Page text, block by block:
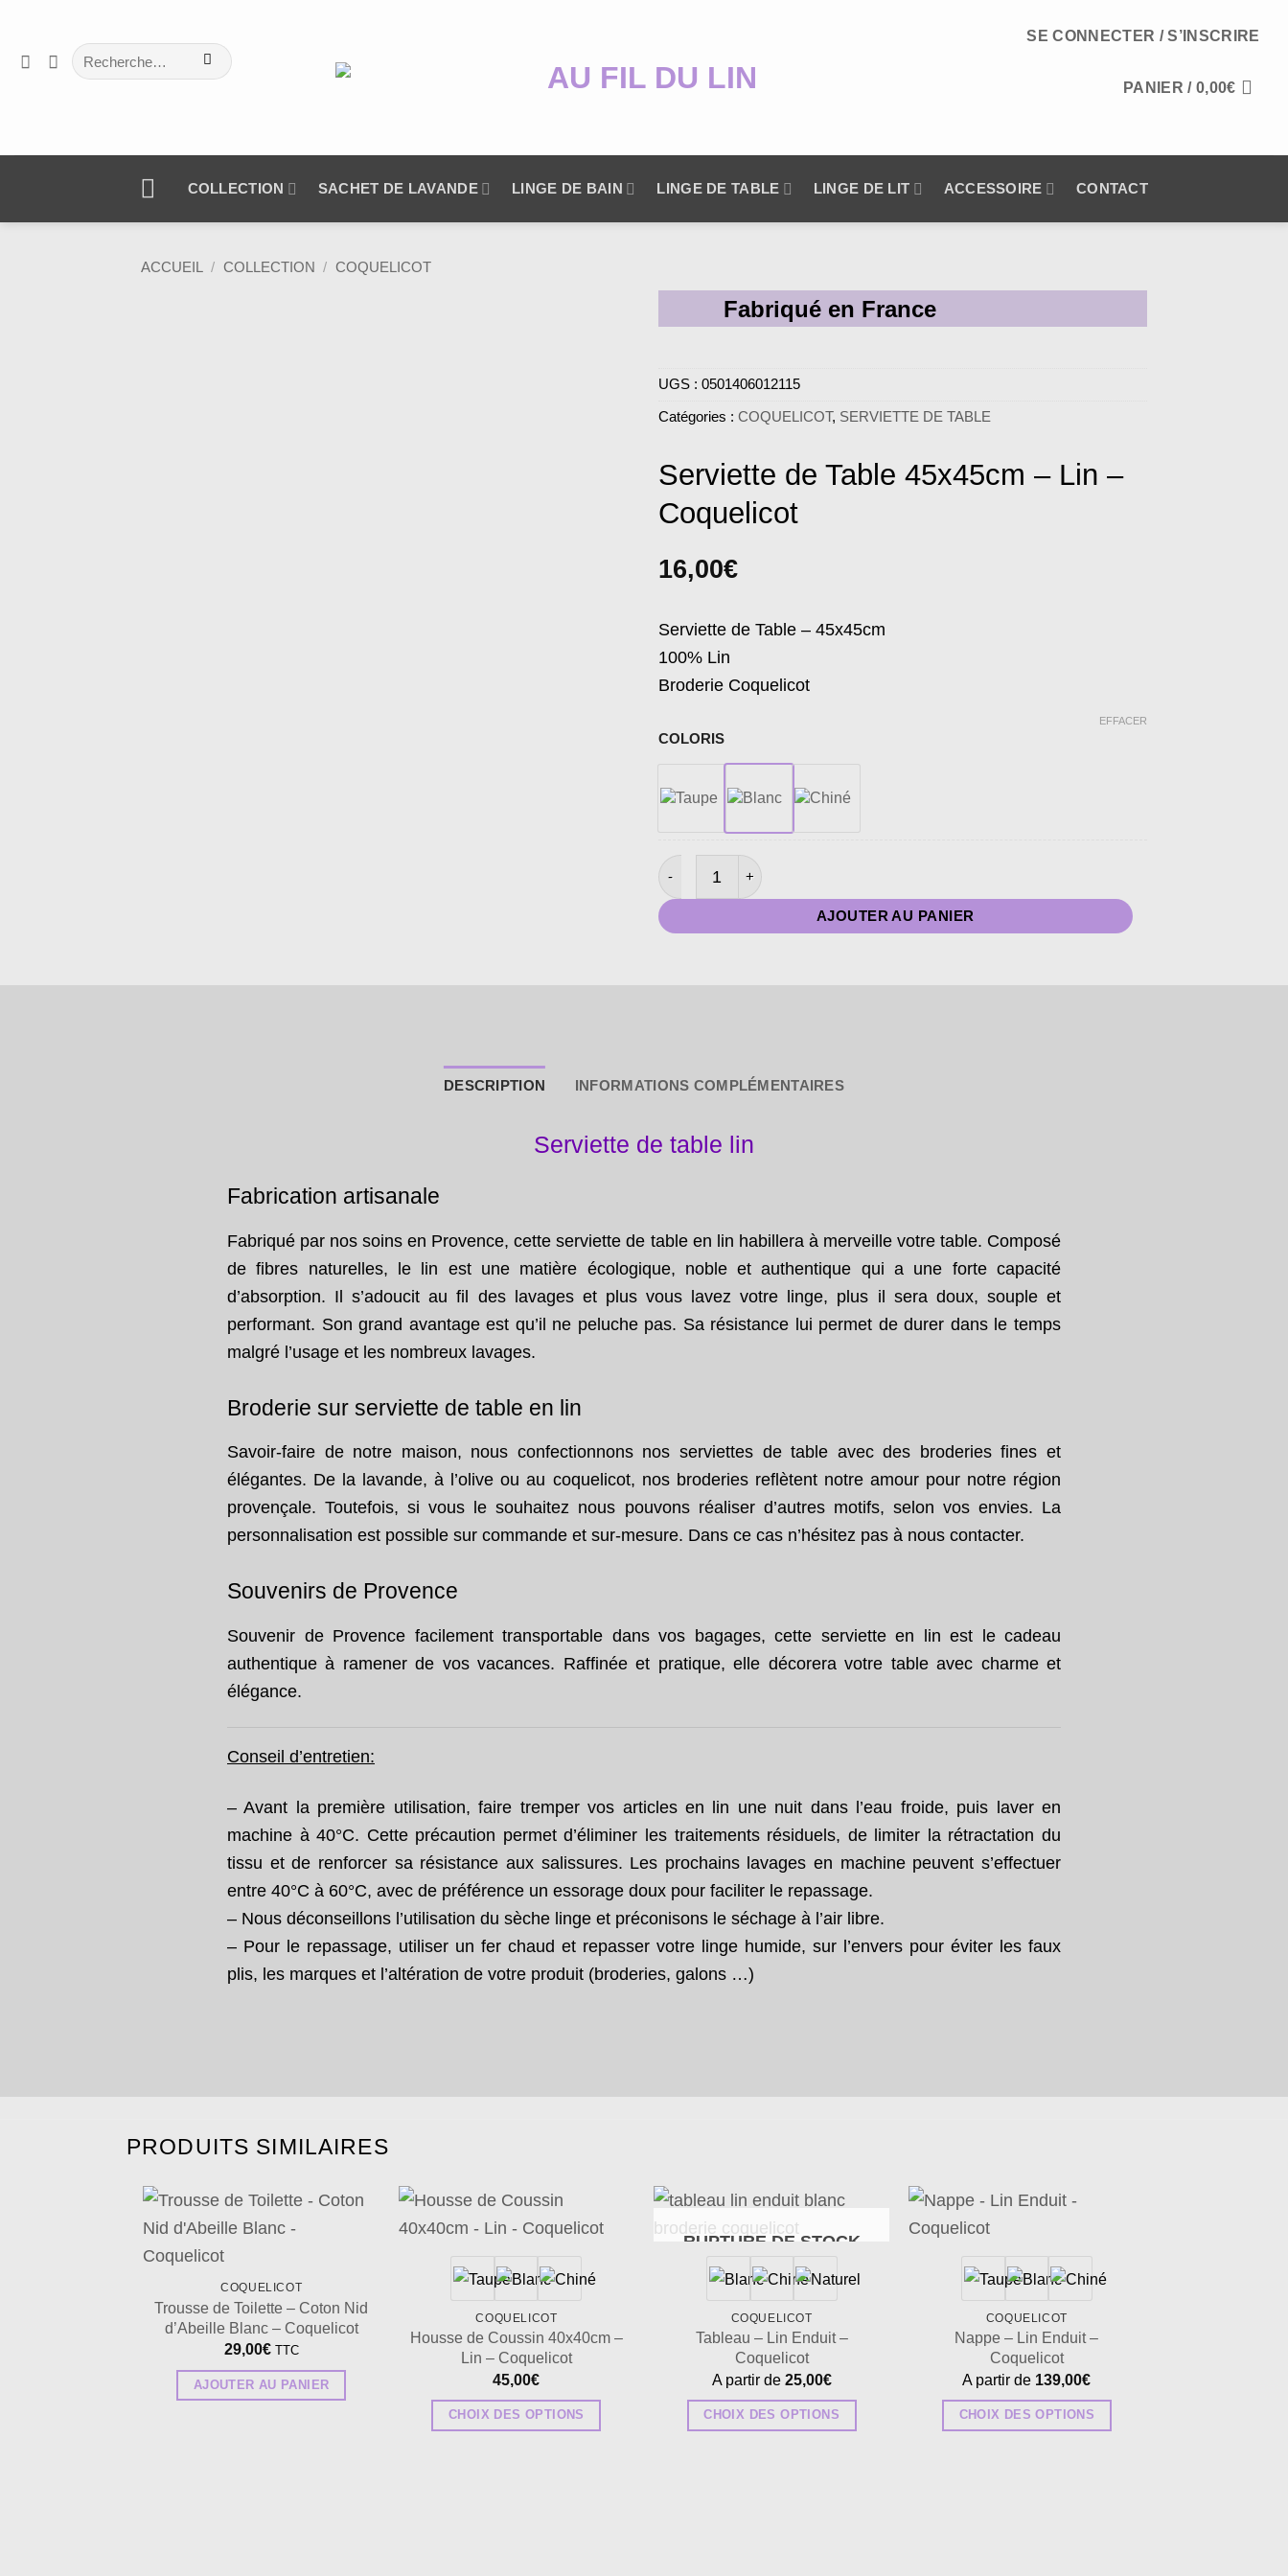
contenu
Recherche
pour :
SE CONNECTER / S’INSCRIRE
PANIER /0,00€
COLLECTION SACHET DE LAVANDE LINGE DE BAIN LINGE DE TABLE LINGE DE LIT ACCESSOIRE CONTACT
ACCUEIL / COLLECTION / COQUELICOT
Fabriqué en France
UGS : 0501406012115
Catégories : COQUELICOT, SERVIETTE DE TABLE
Serviette de Table 45x45cm – Lin –
Coquelicot
16,00€
Serviette de Table – 45x45cm
100% Lin
Broderie Coquelicot
COLORIS
EFFACER
quantité de Serviette de Table 45x45cm - Lin - Coquelicot
AJOUTER AU PANIER
DESCRIPTION INFORMATIONS COMPLÉMENTAIRES
Serviette de table lin
Fabrication artisanale
Fabriqué par nos soins en Provence, cette serviette de table en lin habillera à merveille votre table. Composé
de fibres naturelles, le lin est une matière écologique, noble et authentique qui a une forte capacité
d’absorption. Il s’adoucit au fil des lavages et plus vous lavez votre linge, plus il sera doux, souple et
performant. Son grand avantage est qu’il ne peluche pas. Sa résistance lui permet de durer dans le temps
malgré l’usage et les nombreux lavages.
Broderie sur serviette de table en lin
Savoir-faire de notre maison, nous confectionnons nos serviettes de table avec des broderies fines et
élégantes. De la lavande, à l’olive ou au coquelicot, nos broderies reflètent notre amour pour notre région
provençale. Toutefois, si vous le souhaitez nous pouvons réaliser d’autres motifs, selon vos envies. La
personnalisation est possible sur commande et sur-mesure. Dans ce cas n’hésitez pas à nous contacter.
Souvenirs de Provence
Souvenir de Provence facilement transportable dans vos bagages, cette serviette en lin est le cadeau
authentique à ramener de vos vacances. Raffinée et pratique, elle décorera votre table avec charme et
élégance.
Conseil d’entretien:
– Avant la première utilisation, faire tremper vos articles en lin une nuit dans l’eau froide, puis laver en
machine à 40°C. Cette précaution permet d’éliminer les traitements résiduels, de limiter la rétractation du
tissu et de renforcer sa résistance aux salissures. Les prochains lavages en machine peuvent s’effectuer
entre 40°C à 60°C, avec de préférence un essorage doux pour faciliter le repassage.
– Nous déconseillons l’utilisation du sèche linge et préconisons le séchage à l’air libre.
– Pour le repassage, utiliser un fer chaud et repasser votre linge humide, sur l’envers pour éviter les faux
plis, les marques et l’altération de votre produit (broderies, galons …)
PRODUITS SIMILAIRES
COQUELICOT
Trousse de Toilette – Coton Nid
d’Abeille Blanc – Coquelicot
29,00€ TTC
AJOUTER AU PANIER
Ajouter
wishlist
COQUELICOT
Housse de Coussin 40x40cm –
Lin – Coquelicot
45,00€
CHOIX DES OPTIONS
Ajouter
wishlist
RUPTURE DE STOCK
COQUELICOT
Tableau – Lin Enduit –
Coquelicot
A partir de 25,00€
CHOIX DES OPTIONS
wishlist
COQUELICOT
Nappe – Lin Enduit –
Coquelicot
A partir de 139,00€
CHOIX DES OPTIONS